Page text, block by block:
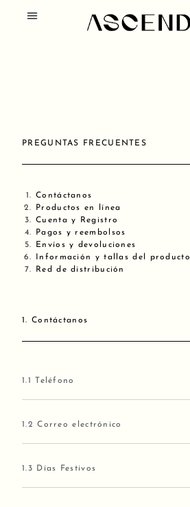
Menú
PREGUNTAS FRECUENTES
Contáctanos
Productos en línea
Cuenta y Registro
Pagos y reembolsos
Envíos y devoluciones
Información y tallas del producto
Red de distribución
1. Contáctanos
1.1 Teléfono
1.2 Correo electrónico
1.3 Días Festivos